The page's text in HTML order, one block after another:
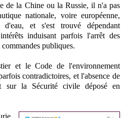
de la Chine ou la Russie, il n'a pas
nationale, voire européenne,
d'eau, et s'est trouvé dépendant
induisant parfois l'arrêt des
publiques.
et le Code de l'environnement
contradictoires, et l'absence de
sur la Sécurité civile déposé en